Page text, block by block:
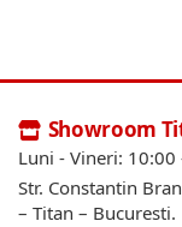
Showroom
Luni - Vineri: 10:00
Str. Constantin
– Titan – Bucuresti.